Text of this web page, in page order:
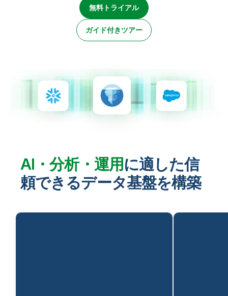
無料トライアル
ガイド付きツアー
AI・分析・運用に適した信
頼できるデータ基盤を構築